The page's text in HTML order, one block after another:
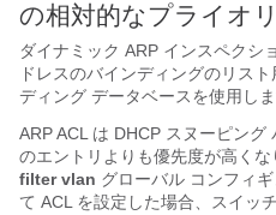
の相対的なプライオ
ダイナミック ARP インスペクシ
ドレスのバインディングのリス
ディング データベースを使用しま
ARP ACL は DHCP スヌーピン
のエントリよりも優先度が高くな
filter vlan グローバル コンフィ
て ACL を設定した場合、スイッ